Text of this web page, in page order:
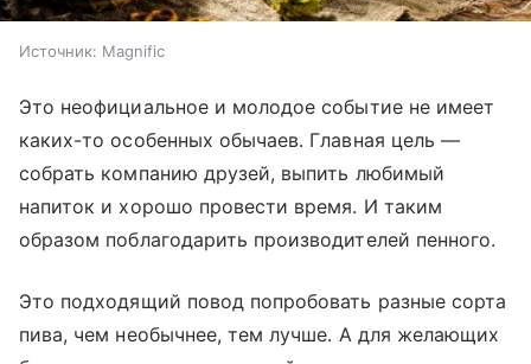
Источник: Magnific
Это неофициальное и молодое событие не имеет
каких-то особенных обычаев. Главная цель —
собрать компанию друзей, выпить любимый
напиток и хорошо провести время. И таким
образом поблагодарить производителей пенного.
Это подходящий повод попробовать разные сорта
пива, чем необычнее, тем лучше. А для желающих